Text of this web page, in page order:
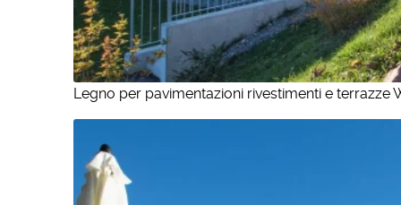
Legno per pavimentazioni rivestimenti e terrazze